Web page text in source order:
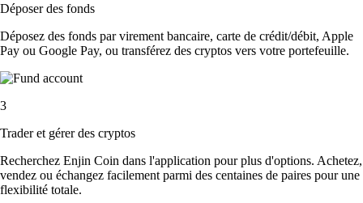
Déposer des fonds
Déposez des fonds par virement bancaire, carte de crédit/débit, Apple
Pay ou Google Pay, ou transférez des cryptos vers votre portefeuille.
3
Trader et gérer des cryptos
Recherchez Enjin Coin dans l'application pour plus d'options. Achetez,
vendez ou échangez facilement parmi des centaines de paires pour une
flexibilité totale.